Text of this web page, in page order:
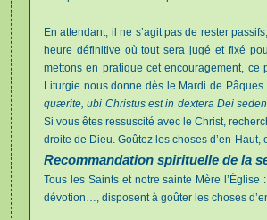
En attendant, il ne s’agit pas de rester
heure définitive où tout sera jugé et fixé
mettons en pratique cet encouragement,
Liturgie nous donne dès le Mardi de
quærite, ubi Christus est in dextera Dei
Si vous êtes ressuscité avec le Christ,
droite de Dieu. Goûtez les choses d’en-
Recommandation spirituelle de la
Tous les Saints et notre sainte Mère
dévotion…, disposent à goûter les choses